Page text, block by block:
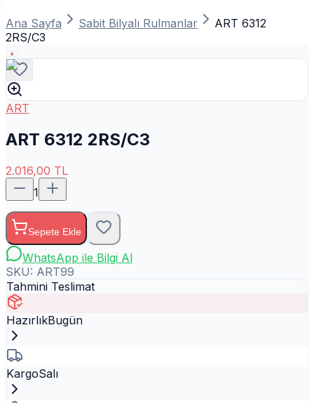
Ana Sayfa Sabit Bilyalı Rulmanlar
ART 6312
2RS/C3
ART
ART 6312 2RS/C3
2.016,00 TL
1
Sepete Ekle
WhatsApp ile Bilgi Al
SKU: ART99
Tahmini Teslimat
HazırlıkBugün
KargoSalı